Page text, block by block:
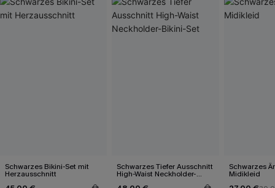
Schwarzes Bikini-Set mit
Herzausschnitt
Schwarzes Tiefer Ausschnitt
High-Waist Neckholder-
Bikini-Set
Schwarzes
Midikleid